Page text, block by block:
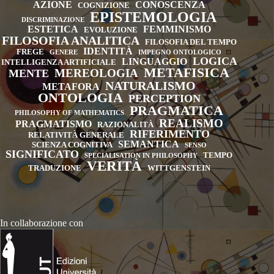
AZIONE COGNIZIONE CONOSCENZA
DISCRIMINAZIONE EPISTEMOLOGIA
ESTETICA EVOLUZIONE FEMMINISMO
FILOSOFIA ANALITICA
FILOSOFIA DEL TEMPO
FREGE
GENERE IDENTITÀ IMPEGNO ONTOLOGICO
INTELLIGENZA ARTIFICIALE LINGUAGGIO LOGICA
MENTE MEREOLOGIA METAFISICA
METAFORA NATURALISMO
ONTOLOGIA PERCEPTION
PHILOSOPHY OF MATHEMATICS PRAGMATICA
PRAGMATISMO RAZIONALITÀ REALISMO
RELATIVITÀ GENERALE RIFERIMENTO
SCIENZA COGNITIVA SEMANTICA SENSO
SIGNIFICATO SPECIALISATION IN PHILOSOPHY
TEMPO
TRADUZIONE VERITÀ WITTGENSTEIN
In collaborazione con